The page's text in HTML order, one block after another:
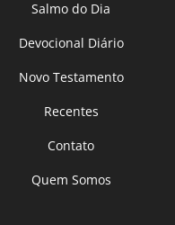
Salmo do Dia
Devocional Diário
Novo Testamento
Recentes
Contato
Quem Somos